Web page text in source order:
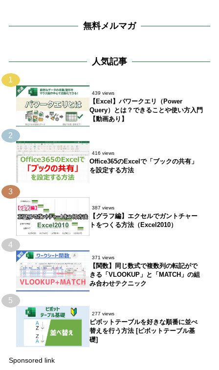
無料メルマガ
人気記事
1
439 views
【Excel】パワークエリ（Power
Query）とは？できることや使い方入門
【動画あり】
2
416 views
Office365のExcelで「ブックの共有」
を設定する方法
3
387 views
【グラフ編】エクセルでガントチャー
トをつくる方法（Excel2010）
4
371 views
【関数】同じ数式で複数列の転記がで
きる「VLOOKUP」と「MATCH」の組
み合わせテクニック
5
277 views
ピボットテーブルを好きな順番に並べ
替えを行う方法 [ピボットテーブル基
礎]
Sponsored link